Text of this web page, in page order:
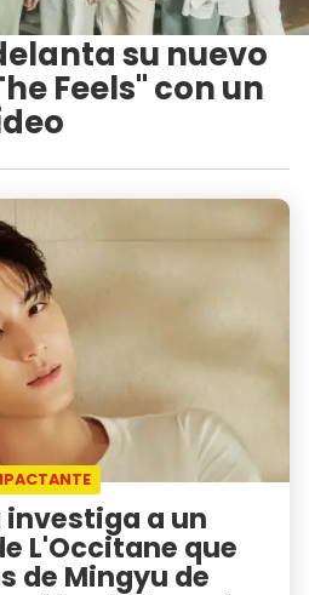
su nuevo
Feels" con un
investiga a un
L'Occitane que
de Mingyu de